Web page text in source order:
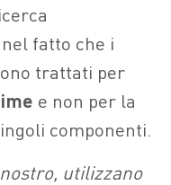
fatto che i
trattati per
e non per la
componenti.
utilizzano